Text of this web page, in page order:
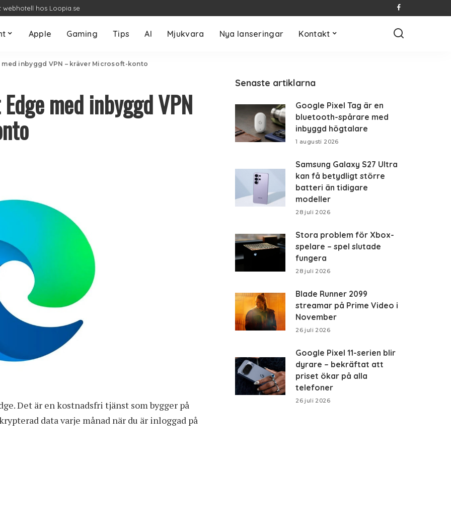
webhotell hos Loopia.se
Apple Gaming Tips AI Mjukvara Nya lanseringar Kontakt
inbyggd VPN – kräver Microsoft-konto
med inbyggd VPN
Det är en kostnadsfri tjänst som bygger på
data varje månad när du är inloggad på
Senaste artiklarna
Google Pixel Tag är en
bluetooth-spårare med
inbyggd högtalare
1 augusti 2026
Samsung Galaxy S27 Ultra
kan få betydligt större
batteri än tidigare
modeller
28 juli 2026
Stora problem för Xbox-
spelare – spel slutade
fungera
28 juli 2026
Blade Runner 2099
streamar på Prime Video i
November
26 juli 2026
Google Pixel 11-serien blir
dyrare – bekräftat att
priset ökar på alla
telefoner
26 juli 2026